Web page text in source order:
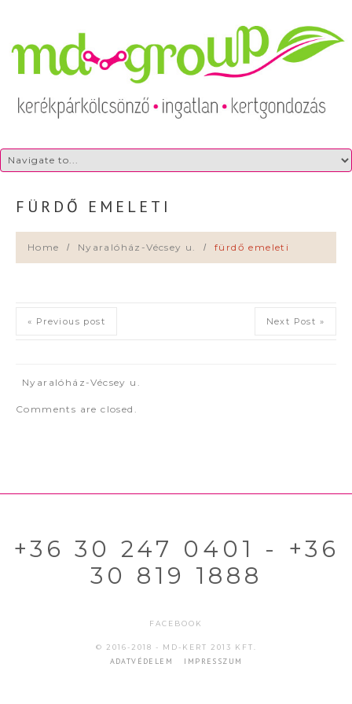
FÜRDŐ EMELETI
Home Nyaralóház-Vécsey u. fürdő emeleti
« Previous post Next Post »
Nyaralóház-Vécsey u.
Comments are closed.
+36 30 247 0401 - +36
30 819 1888
FACEBOOK
© 2016-2018 - MD-KERT 2013 KFT.
ADATVÉDELEM IMPRESSZUM